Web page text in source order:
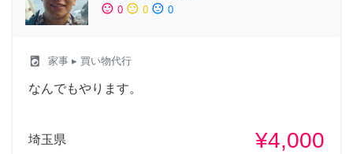
sentiment_satisfied 0 sentiment_neutral 0 sentiment_dissatisfied 0
local_laundry_service 家事 ▸ 買い物代行
なんでもやります。
埼玉県 ¥4,000